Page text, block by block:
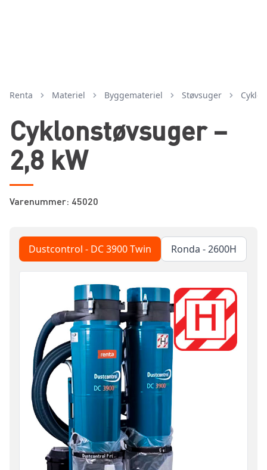
Renta Materiel byggemateriel støvsuger
Cyklonstøvsuger –
2,8 kW
Varenummer: 45020
Dustcontrol - DC 3900 Twin Ronda - 2600H